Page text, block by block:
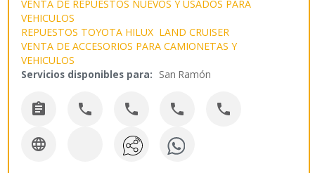
VENTA DE REPUESTOS NUEVOS Y USADOS PARA
VEHICULOS
REPUESTOS TOYOTA HILUX LAND CRUISER
VENTA DE ACCESORIOS PARA CAMIONETAS Y
VEHICULOS
Servicios disponibles para: San Ramón
    
